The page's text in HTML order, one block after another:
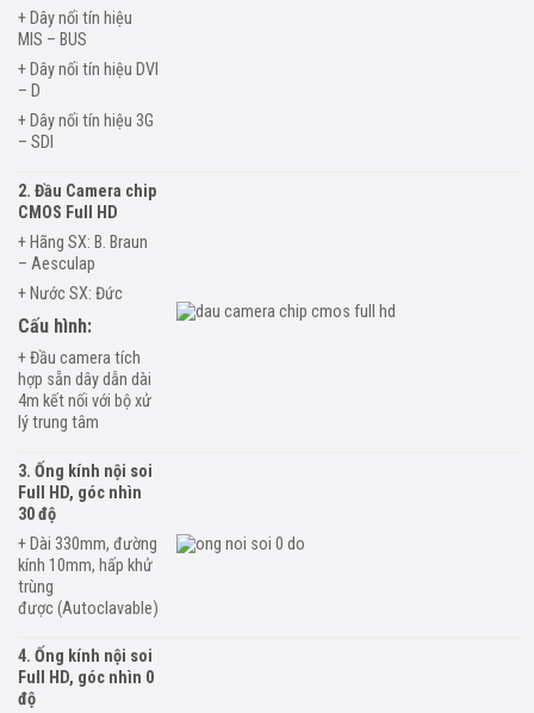
+ Dây nối tín hiệu
MIS – BUS
+ Dây nối tín hiệu DVI
– D
+ Dây nối tín hiệu 3G
– SDI
2. Đầu Camera chip
CMOS Full HD
+ Hãng SX: B. Braun
– Aesculap
+ Nước SX: Đức
Cấu hình:
+ Đầu camera tích
hợp sẵn dây dẫn dài
4m kết nối với bộ xử
lý trung tâm
3. Ống kính nội soi
Full HD, góc nhìn
30 độ
+ Dài 330mm, đường
kính 10mm, hấp khử
trùng
được(Autoclavable)
4. Ống kính nội soi
Full HD, góc nhìn 0
độ